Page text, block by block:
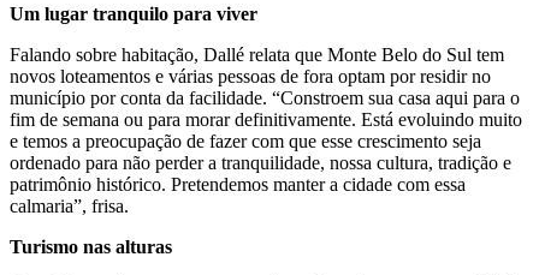
Um lugar tranquilo para viver
Falando sobre habitação, Dallé relata que Monte Belo do Sul tem
novos loteamentos e várias pessoas de fora optam por residir no
município por conta da facilidade. “Constroem sua casa aqui para o
fim de semana ou para morar definitivamente. Está evoluindo muito
e temos a preocupação de fazer com que esse crescimento seja
ordenado para não perder a tranquilidade, nossa cultura, tradição e
patrimônio histórico. Pretendemos manter a cidade com essa
calmaria”, frisa.
Turismo nas alturas